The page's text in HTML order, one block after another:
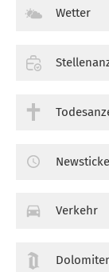
Wetter
Verkehr